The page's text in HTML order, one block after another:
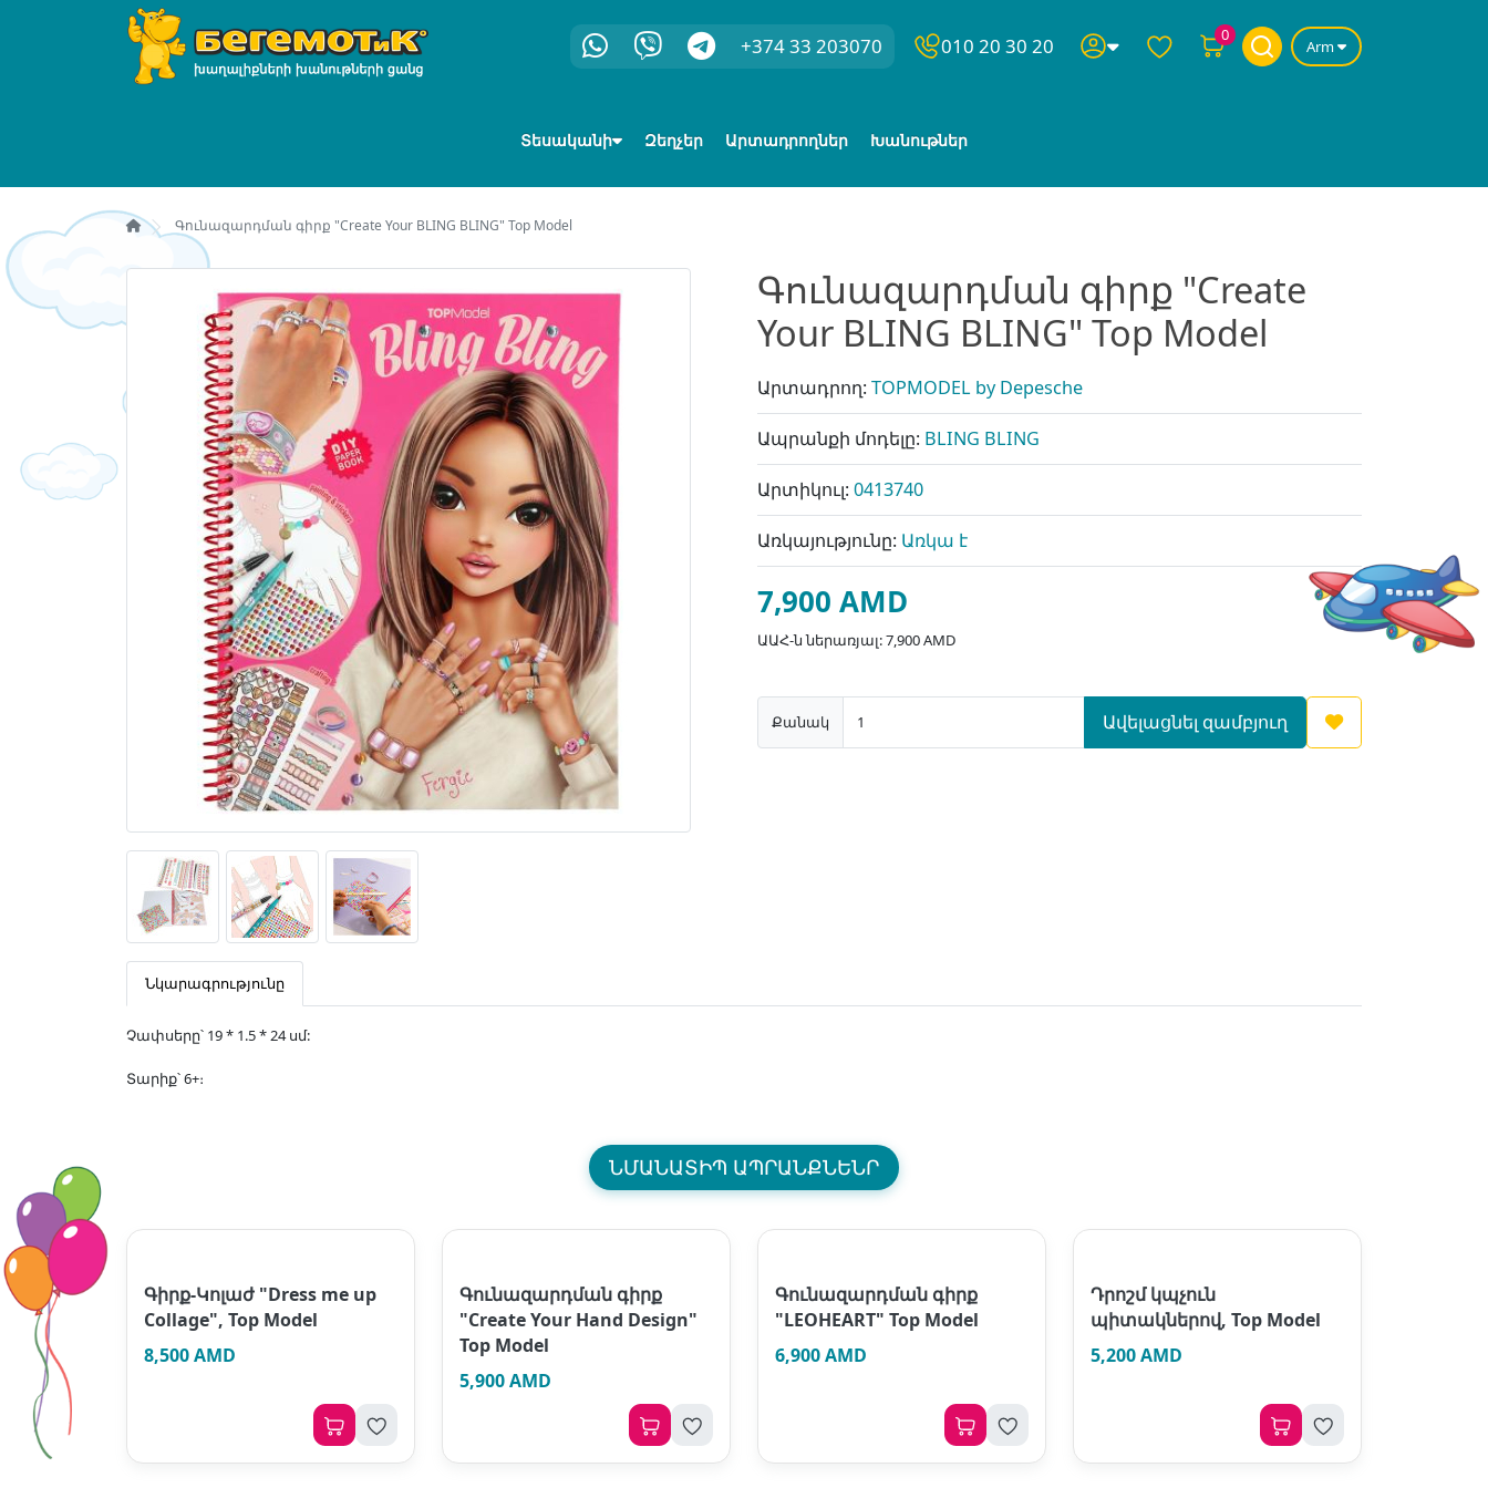
+374 33 203070 010 20 30 20 0
Arm
Տեսականի Զեղչեր Արտադրողներ Խանութներ
Գունազարդման գիրք "Create Your BLING BLING" Top Model
Գունազարդման գիրք "Create
Your BLING BLING" Top Model
Արտադրող: TOPMODEL by Depesche
Ապրանքի մոդելը: BLING BLING
Արտիկուլ: 0413740
Առկայությունը: Առկա է
7,900 AMD
ԱԱՀ-ն ներառյալ: 7,900 AMD
Քանակ Ավելացնել զամբյուղ
Նկարագրությունը
Չափսերը՝ 19 * 1.5 * 24 սմ:
Տարիք՝ 6+։
ՆՄԱՆԱՏԻՊ ԱՊՐԱՆՔՆԵՆՐ
Գիրք-Կոլաժ "Dress me up
Collage", Top Model
8,500 AMD
Գունազարդման գիրք
"Create Your Hand Design"
Top Model
5,900 AMD
Գունազարդման գիրք
"LEOHEART" Top Model
6,900 AMD
Դրոշմ կպչուն
պիտակներով, Top Model
5,200 AMD